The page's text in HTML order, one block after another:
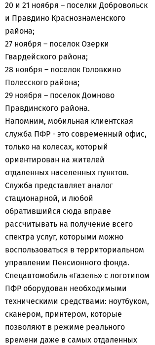
20 и 21 ноября – поселки Добровольск
и Правдино Краснознаменского
района;
27 ноября – поселок Озерки
Гвардейского района;
28 ноября – поселок Головкино
Полесского района;
29 ноября – поселок Домново
Правдинского района.
Напомним, мобильная клиентская
служба ПФР - это современный офис,
только на колесах, который
ориентирован на жителей
отдаленных населенных пунктов.
Служба представляет аналог
стационарной, и любой
обратившийся сюда вправе
рассчитывать на получение всего
спектра услуг, которыми можно
воспользоваться в территориальном
управлении Пенсионного фонда.
Спецавтомобиль «Газель» с логотипом
ПФР оборудован необходимыми
техническими средствами: ноутбуком,
сканером, принтером, которые
позволяют в режиме реального
времени даже в самых отдаленных